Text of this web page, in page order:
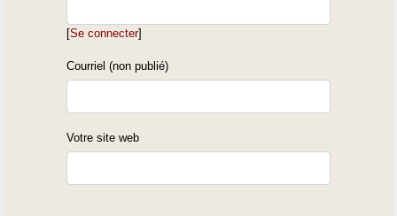
[Se connecter]
Courriel (non publié)
Votre site web